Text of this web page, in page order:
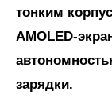
тонким
AMOLED-
зарядки.